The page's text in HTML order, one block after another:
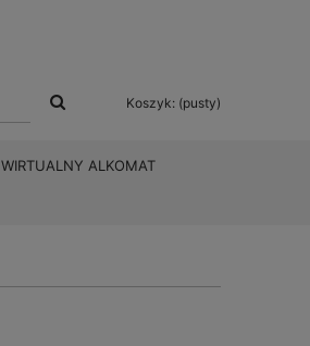
Koszyk: (pusty)
WIRTUALNY ALKOMAT